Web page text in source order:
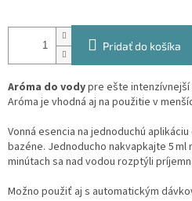
Pridať do košíka
Aróma do vodypre ešte
Aróma je vhodná aj na použitie v
Vonná esencia na jednoduchú
bazéne. Jednoducho nakvapkajte 5 ml
minútach sa nad vodou rozptýli
Možno použiť aj s automatickým